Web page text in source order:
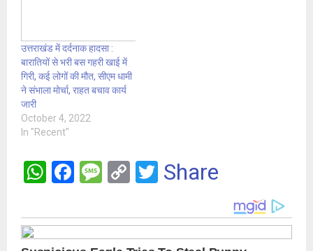
उत्तराखंड में दर्दनाक हादसा :
बारातियों से भरी बस गहरी खाई में
गिरी, कई लोगों की मौत, सीएम धामी
ने संभाला मोर्चा, राहत बचाव कार्य
जारी
October 4, 2022
In "Recent"
W
at
s
F
ce
b
M
s
a
C
py
Li
T
tt
er
Share